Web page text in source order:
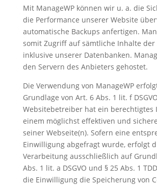
Mit ManageWP können wir u. a. die
die Performance unserer Website
automatische Backups anfertigen.
somit Zugriff auf sämtliche Inhalte der
inklusive unserer Datenbanken.
den Servern des Anbieters gehostet.
Die Verwendung von ManageWP
Grundlage von Art. 6 Abs. 1 lit. f
Websitebetreiber hat ein berechtigtes
einem möglichst effektiven und
seiner Webseite(n). Sofern eine
Einwilligung abgefragt wurde, erfolgt
Verarbeitung ausschließlich auf
Abs. 1 lit. a DSGVO und § 25 Abs. 1
die Einwilligung die Speicherung von